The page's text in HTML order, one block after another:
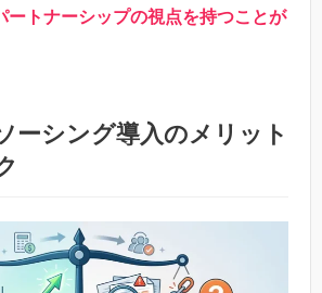
ートナーシップの視点を持つことが
ーシング導入のメリット